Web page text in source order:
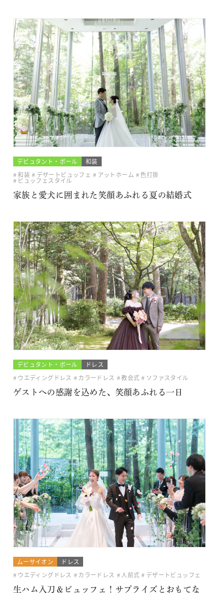
デビュタント・ボール
和装
和装
デザートビュッフェ アットホーム 色打掛
ビュッフェスタイル
家族と愛犬に囲まれた笑顔あふれる夏の結婚式
デビュタント・ボール
ドレス
ウエディングドレス
カラードレス 教会式
ソファスタイル
ゲストへの感謝を込めた、笑顔あふれる一日
ムーサイオン
ドレス
ウエディングドレス
カラードレス 人前式
デザートビュッフェ
生ハム入刀＆ビュッフェ！サプライズとおもてな